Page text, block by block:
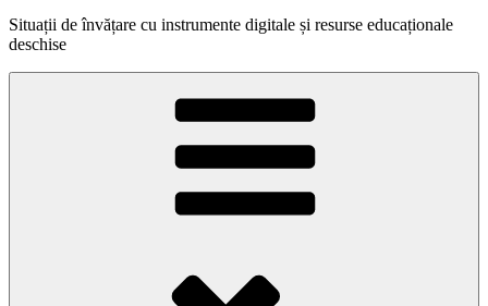
Situații de învățare cu instrumente digitale și resurse educaționale
deschise